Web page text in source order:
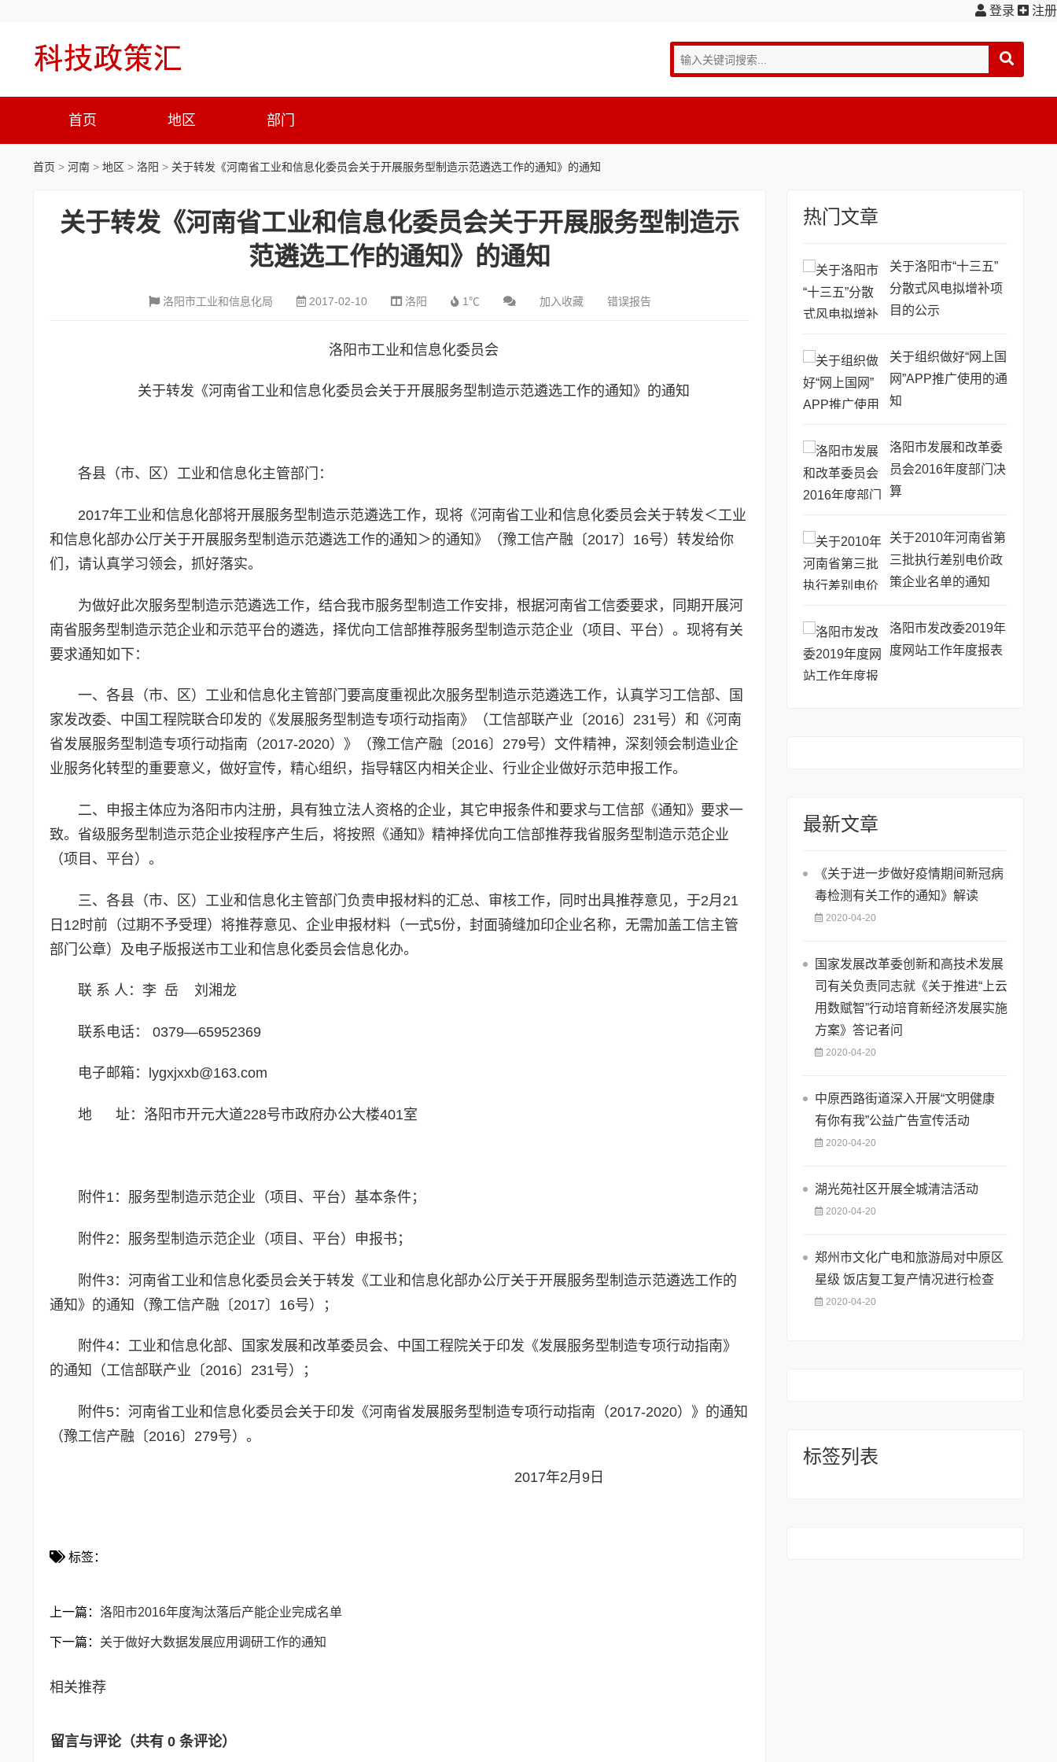
登录 注册
首页 地区 部门
首页 > 河南 > 地区 > 洛阳 > 关于转发《河南省工业和信息化委员会关于开展服务型制造示范遴选工作的通知》的通知
关于转发《河南省工业和信息化委员会关于开展服务型制造示
范遴选工作的通知》的通知
洛阳市工业和信息化局 2017-02-10 洛阳 1℃ 加入收藏 错误报告
洛阳市工业和信息化委员会
关于转发《河南省工业和信息化委员会关于开展服务型制造示范遴选工作的通知》的通知
各县（市、区）工业和信息化主管部门：
2017年工业和信息化部将开展服务型制造示范遴选工作，现将《河南省工业和信息化委员会关于转发＜工业
和信息化部办公厅关于开展服务型制造示范遴选工作的通知＞的通知》（豫工信产融〔2017〕16号）转发给你
们，请认真学习领会，抓好落实。
为做好此次服务型制造示范遴选工作，结合我市服务型制造工作安排，根据河南省工信委要求，同期开展河
南省服务型制造示范企业和示范平台的遴选，择优向工信部推荐服务型制造示范企业（项目、平台）。现将有关
要求通知如下：
一、各县（市、区）工业和信息化主管部门要高度重视此次服务型制造示范遴选工作，认真学习工信部、国
家发改委、中国工程院联合印发的《发展服务型制造专项行动指南》（工信部联产业〔2016〕231号）和《河南
省发展服务型制造专项行动指南（2017-2020）》（豫工信产融〔2016〕279号）文件精神，深刻领会制造业企
业服务化转型的重要意义，做好宣传，精心组织，指导辖区内相关企业、行业企业做好示范申报工作。
二、申报主体应为洛阳市内注册，具有独立法人资格的企业，其它申报条件和要求与工信部《通知》要求一
致。省级服务型制造示范企业按程序产生后，将按照《通知》精神择优向工信部推荐我省服务型制造示范企业
（项目、平台）。
三、各县（市、区）工业和信息化主管部门负责申报材料的汇总、审核工作，同时出具推荐意见，于2月21
日12时前（过期不予受理）将推荐意见、企业申报材料（一式5份，封面骑缝加印企业名称，无需加盖工信主管
部门公章）及电子版报送市工业和信息化委员会信息化办。
联 系 人：李 岳 刘湘龙
联系电话： 0379—65952369
电子邮箱：lygxjxxb@163.com
地 址：洛阳市开元大道228号市政府办公大楼401室
附件1：服务型制造示范企业（项目、平台）基本条件；
附件2：服务型制造示范企业（项目、平台）申报书；
附件3：河南省工业和信息化委员会关于转发《工业和信息化部办公厅关于开展服务型制造示范遴选工作的
通知》的通知（豫工信产融〔2017〕16号）；
附件4：工业和信息化部、国家发展和改革委员会、中国工程院关于印发《发展服务型制造专项行动指南》
的通知（工信部联产业〔2016〕231号）；
附件5：河南省工业和信息化委员会关于印发《河南省发展服务型制造专项行动指南（2017-2020）》的通知
（豫工信产融〔2016〕279号）。
2017年2月9日
标签：
上一篇： 洛阳市2016年度淘汰落后产能企业完成名单
下一篇： 关于做好大数据发展应用调研工作的通知
相关推荐
留言与评论（共有 0 条评论）
热门文章
关于洛阳市“十三五”
分散式风电拟增补项
目的公示
关于组织做好“网上国
网”APP推广使用的通
知
洛阳市发展和改革委
员会2016年度部门决
算
关于2010年河南省第
三批执行差别电价政
策企业名单的通知
洛阳市发改委2019年
度网站工作年度报表
最新文章
《关于进一步做好疫情期间新冠病
毒检测有关工作的通知》解读
2020-04-20
国家发展改革委创新和高技术发展
司有关负责同志就《关于推进“上云
用数赋智”行动培育新经济发展实施
方案》答记者问
2020-04-20
中原西路街道深入开展“文明健康
有你有我”公益广告宣传活动
2020-04-20
湖光苑社区开展全城清洁活动
2020-04-20
郑州市文化广电和旅游局对中原区
星级 饭店复工复产情况进行检查
2020-04-20
标签列表